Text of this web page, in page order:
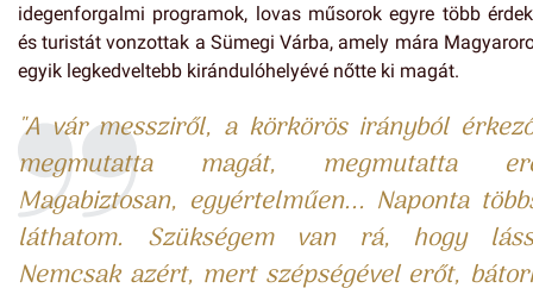
idegenforgalmi programok, lovas műsorok egyre több
és turistát vonzottak a Sümegi Várba, amely mára
egyik legkedveltebb kirándulóhelyévé nőtte ki magát.
"A vár messziről, a körkörös irányból
megmutatta magát, megmutatta
Magabiztosan, egyértelműen... Naponta
láthatom. Szükségem van rá, hogy
Nemcsak azért, mert szépségével erőt,